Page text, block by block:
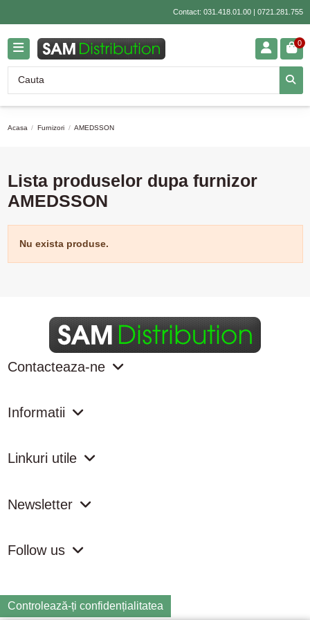
Contact: 031.418.01.00| 0721.281.755
0
Acasa Furnizori AMEDSSON
Lista produselor dupa furnizor
AMEDSSON
Nu exista produse.
Contacteaza-ne
Informatii
Linkuri utile
Newsletter
Follow us
Controlează-ți confidențialitatea